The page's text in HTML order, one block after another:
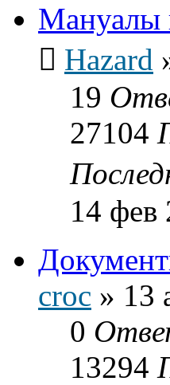
Мануалы
Hazard
19
27104
14 фев
croc » 13
0
13294